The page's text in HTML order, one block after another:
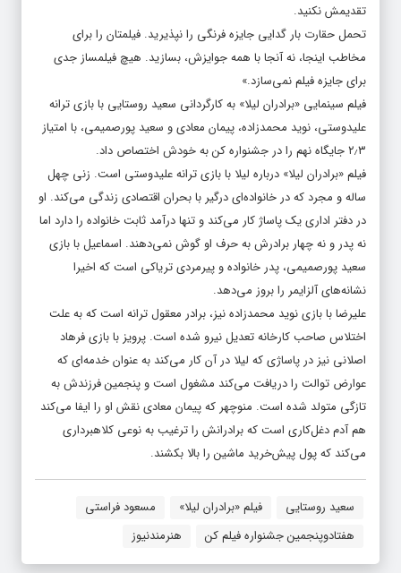
تقدیمش نکنید.
تحمل حقارت بار گدایی جایزه فرنگی را نپذیرید. فیلمتان را برای
مخاطب اینجا، نه آنجا با همه جوایزش، بسازید. هیچ فیلمساز جدی
برای جایزه فیلم نمی‌سازد.»
فیلم سینمایی «برادران لیلا» به کارگردانی سعید روستایی با بازی ترانه
علیدوستی، نوید محمدزاده، پیمان معادی و سعید پورصمیمی، با امتیاز
۲٫۳ جایگاه نهم را در جشنواره کن به خودش اختصاص داد.
فیلم «برادران لیلا» درباره لیلا با بازی ترانه علیدوستی است. زنی چهل
ساله و مجرد که در خانواده‌ای درگیر با بحران اقتصادی زندگی می‌کند. او
در دفتر اداری یک پاساژ کار می‌کند و تنها درآمد ثابت خانواده را دارد اما
نه پدر و نه چهار برادرش به حرف او گوش نمی‌دهند. اسماعیل با بازی
سعید پورصمیمی، پدر خانواده و پیرمردی تریاکی است که اخیرا
نشانه‌های آلزایمر را بروز می‌دهد.
علیرضا با بازی نوید محمدزاده نیز، برادر معقول‌ ترانه است که به علت
اختلاس صاحب کارخانه تعدیل نیرو شده است. پرویز با بازی فرهاد
اصلانی نیز در پاساژی که لیلا در آن کار می‌کند به عنوان خدمه‌ای که
عوارض توالت را دریافت می‌کند مشغول است و پنجمین فرزندش به
تازگی متولد شده است. منوچهر که پیمان معادی نقش او را ایفا می‌کند
هم آدم دغل‌کاری است که برادرانش را ترغیب به نوعی کلاهبرداری
می‌کند که پول پیش‌خرید ماشین را بالا بکشند.
سعید روستایی فیلم «برادران لیلا»
مسعود فراستی
هفتادوپنجمین جشنواره فیلم کن
هنرمندنیوز